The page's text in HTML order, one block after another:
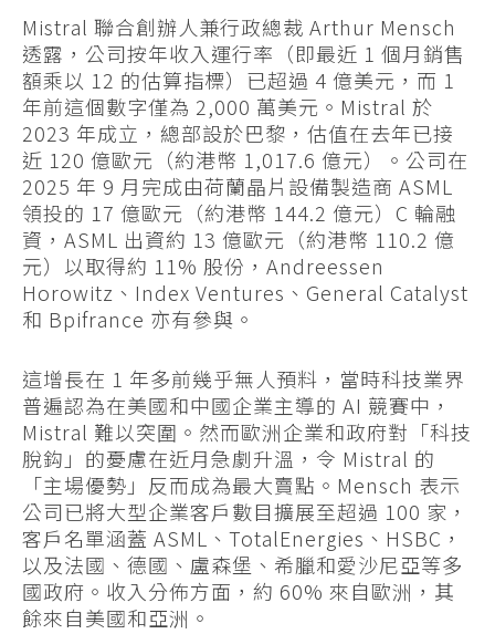
Mistral 聯合創辦人兼行政總裁 Arthur Mensch
透露，公司按年收入運行率（即最近 1 個月銷售
額乘以 12 的估算指標）已超過 4 億美元，而 1
年前這個數字僅為 2,000 萬美元。Mistral 於
2023 年成立，總部設於巴黎，估值在去年已接
近 120 億歐元（約港幣 1,017.6 億元）。公司在
2025 年 9 月完成由荷蘭晶片設備製造商 ASML
領投的 17 億歐元（約港幣 144.2 億元）C 輪融
資，ASML 出資約 13 億歐元（約港幣 110.2 億
元）以取得約 11% 股份，Andreessen
Horowitz、Index Ventures、General Catalyst
和 Bpifrance 亦有參與。
這增長在 1 年多前幾乎無人預料，當時科技業界
普遍認為在美國和中國企業主導的 AI 競賽中，
Mistral 難以突圍。然而歐洲企業和政府對「科技
脫鈎」的憂慮在近月急劇升溫，令 Mistral 的
「主場優勢」反而成為最大賣點。Mensch 表示
公司已將大型企業客戶數目擴展至超過 100 家，
客戶名單涵蓋 ASML、TotalEnergies、HSBC，
以及法國、德國、盧森堡、希臘和愛沙尼亞等多
國政府。收入分佈方面，約 60% 來自歐洲，其
餘來自美國和亞洲。